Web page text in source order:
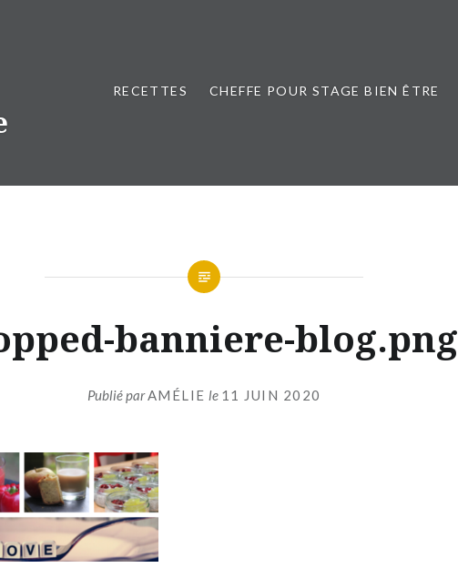
RECETTES CHEFFE POUR STAGE BIEN ÊTRE
banniere-blog.png
Publié parAMÉLIE le 11 JUIN 2020